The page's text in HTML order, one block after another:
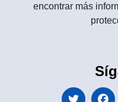
encontrar más